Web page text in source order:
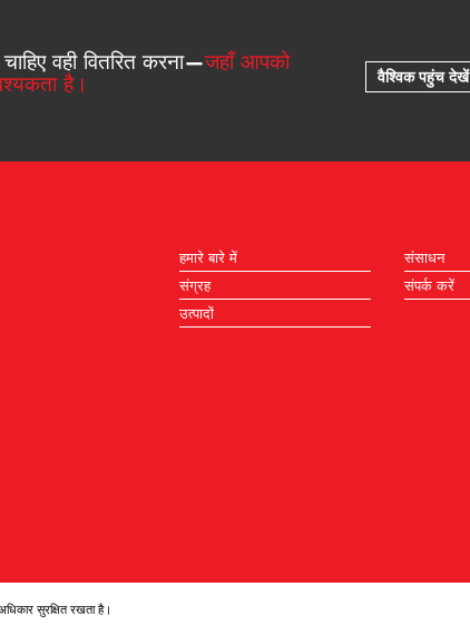
वही वितरित करना—जहाँ आपको
है।
वैश्विक पहुंच देखें
हमारे बारे में
संग्रह
उत्पादों
संसाधन
संपर्क करें
सुरक्षित रखता है।